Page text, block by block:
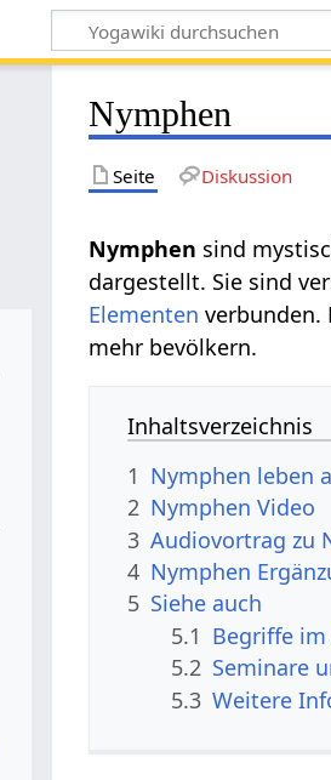
Nymphen
Seite Diskussion
Nymphen sind
dargestellt. Sie sind
Elementen verbunden.
mehr bevölkern.
Inhaltsverzeichnis
1 Nymphen leben
2 Nymphen Video
3 Audiovortrag zu
4 Nymphen
5 Siehe auch
5.1 Begriffe
5.2 Seminare
5.3 Weitere